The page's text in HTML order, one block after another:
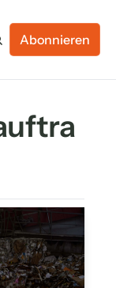
Abonnieren